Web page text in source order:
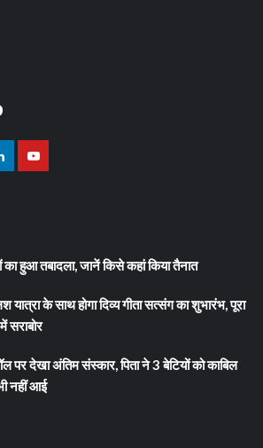
का हुआ तबादला, जानें किसे कहां किया तैनात
के साथ होगा दिव्य गीता सत्संग का शुभारंभ, पूरा
सराबोर
पर देखा अंतिम संस्कार, पिता ने 3 बेटियों को काबिल
नहीं आई